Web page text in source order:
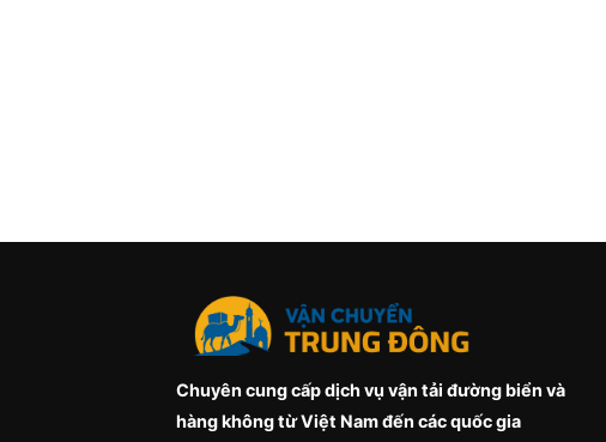
Chuyên cung cấp dịch vụ vận tải đường biển và
hàng không từ Việt Nam đến các quốc gia